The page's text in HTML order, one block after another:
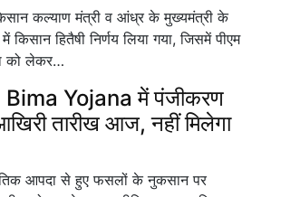
कल्याण मंत्री व आंध्र के मुख्यमंत्री के
हितैषी निर्णय लिया गया, जिसमें पीएम
को लेकर…
Yojana में पंजीकरण
तारीख आज, नहीं मिलेगा
आपदा से हुए फसलों के नुकसान पर